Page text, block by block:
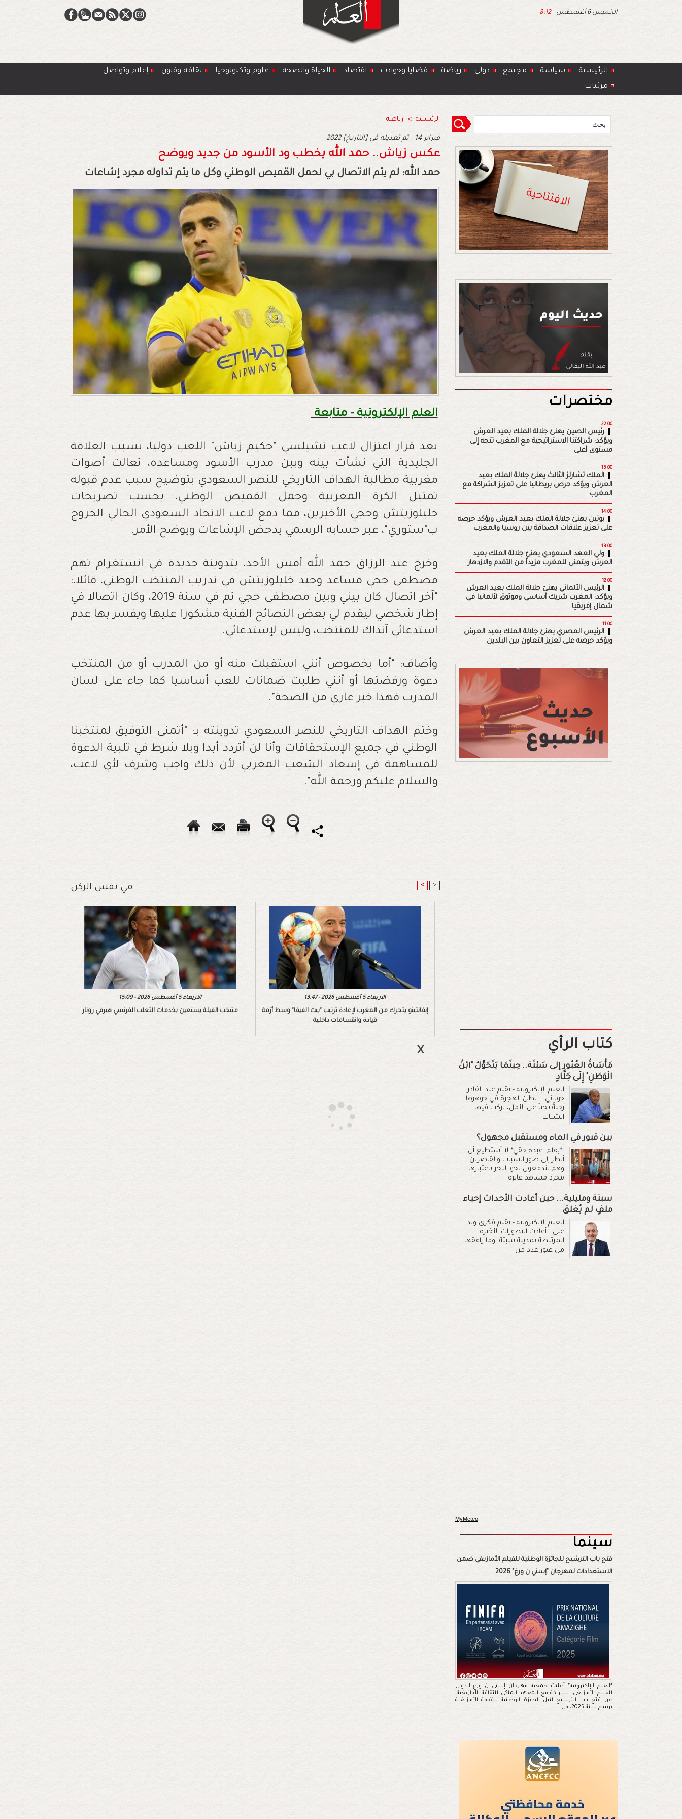
الخميس 6 أغسطس 8:12
الرئيسية سياسة مجتمع دولي رياضة قضايا وحوادث اﻗﺗﺻﺎد الحياة والصحة ﻋﻠوم وتكنولوجيا ﺛﻘﺎﻓﺔ وﻓﻧون
إعلام وتواصل
مرئيات
الرئيسية > رياضة
2022 فبراير 14 - تم تعديله في [التاريخ]
عكس زياش.. حمد الله يخطب ود الأسود من جديد ويوضح
حمد الله: لم يتم الاتصال بي لحمل القميص الوطني وكل ما يتم تداوله مجرد إشاعات
العلم الإلكترونية - متابعة
بعد قرار اعتزال لاعب تشيلسي "حكيم زياش" اللعب دوليا، بسبب العلاقة
الجليدية التي نشأت بينه وببن مدرب الأسود ومساعده، تعالت أصوات
مغربية مطالبة الهداف التاريخي للنصر السعودي بتوضيح سبب عدم قبوله
تمثيل الكرة المغربية وحمل القميص الوطني، بحسب تصريحات
خليلوزيتش وحجي الأخيرين، مما دفع لاعب الاتحاد السعودي الحالي الخروج
ب"ستوري"، عبر حسابه الرسمي يدحض الإشاعات ويوضح الأمر.
وخرج عبد الرزاق حمد الله أمس الأحد، بتدوينة جديدة في انستغرام تهم
مصطفى حجي مساعد وحيد خليلوزيتش في تدريب المنتخب الوطني، قائلا،:
"آخر اتصال كان بيني وبين مصطفى حجي تم في سنة 2019، وكان اتصالا في
إطار شخصي ليقدم لي بعض النصائح الفنية مشكورا عليها ويفسر بها عدم
استدعائي آنذاك للمنتخب، وليس لإستدعائي.
وأضاف: "أما بخصوص أنني استقبلت منه أو من المدرب أو من المنتخب
دعوة ورفضتها أو أنني طلبت ضمانات للعب أساسيا كما جاء على لسان
المدرب فهذا خبر عاري من الصحة".
وختم الهداف التاريخي للنصر السعودي تدوينته بـ: "أتمنى التوفيق لمنتخبنا
الوطني في جميع الإستحقاقات وأنا لن أتردد أبدا وبلا شرط في تلبية الدعوة
للمساهمة في إسعاد الشعب المغربي لأن ذلك واجب وشرف لأي لاعب،
والسلام عليكم ورحمة الله".
في نفس الركن < >
الاربعاء 5 أغسطس 2026 - 15:09
منتخب الفيلة يستعين بخدمات الثعلب الفرنسي هيرفي رونار
الاربعاء 5 أغسطس 2026 - 13:47
إنفانتينو يتحرك من المغرب لإعادة ترتيب "بيت الفيفا" وسط أزمة
قيادة وانقسامات داخلية
مختصرات
22:00
رئيس الصين يهنئ جلالة الملك بعيد العرش
ويؤكد: شراكتنا الاستراتيجية مع المغرب تتجه إلى
مستوى أعلى
15:00
الملك تشارلز الثالث يهنئ جلالة الملك بعيد
العرش ويؤكد حرص بريطانيا على تعزيز الشراكة مع
المغرب
14:00
بوتين يهنئ جلالة الملك بعيد العرش ويؤكد حرصه
على تعزيز علاقات الصداقة بين روسيا والمغرب
13:00
ولي العهد السعودي يهنئ جلالة الملك بعيد
العرش ويتمنى للمغرب مزيداً من التقدم والازدهار
12:00
الرئيس الألماني يهنئ جلالة الملك بعيد العرش
ويؤكد: المغرب شريك أساسي وموثوق لألمانيا في
شمال إفريقيا
11:00
الرئيس المصري يهنئ جلالة الملك بعيد العرش
ويؤكد حرصه على تعزيز التعاون بين البلدين
كتاب الرأي
مَأْسَاةُ العُبُورِ إلى سَبْتَة.. حِينَمَا يَتَحَوَّلُ "ابْنُ
الْوَطَنِ" إِلَى جَلَّادٍ
العلم الإلكترونية - بقلم عبد القادر
خولاني تظلّ الهجرة في جوهرها
رحلةً بحثاً عن الأمل، يركب فيها
الشباب
بين قبور في الماء ومستقبل مجهول؟
*بقلم: عبده حقي* لا أستطيع أن
أنظر إلى صور الشباب والقاصرين
وهم يندفعون نحو البحر باعتبارها
مجرد مشاهد عابرة
سبتة ومليلية... حين أعادت الأحداث إحياء
ملفٍ لم يُغلق
العلم الإلكترونية - بقلم فكري ولد
علي أعادت التطورات الأخيرة
المرتبطة بمدينة سبتة، وما رافقها
من عبور عدد من
MyMeteo
سينما
فتح باب الترشيح للجائزة الوطنية للفيلم الأمازيغي ضمن
الاستعدادات لمهرجان "إسني ن ورغ" 2026
*العلم الإلكترونية* أعلنت جمعية مهرجان إسني ن ورغ الدولي
للفيلم الأمازيغي، بشراكة مع المعهد الملكي للثقافة الأمازيغية،
عن فتح باب الترشيح لنيل الجائزة الوطنية للثقافة الأمازيغية
برسم سنة 2025، في